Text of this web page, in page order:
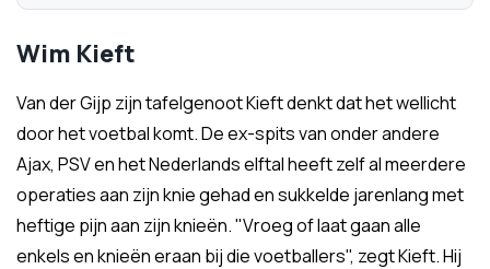
Wim Kieft
Van der Gijp zijn tafelgenoot Kieft denkt dat het wellicht
door het voetbal komt. De ex-spits van onder andere
Ajax, PSV en het Nederlands elftal heeft zelf al meerdere
operaties aan zijn knie gehad en sukkelde jarenlang met
heftige pijn aan zijn knieën. "Vroeg of laat gaan alle
enkels en knieën eraan bij die voetballers", zegt Kieft. Hij